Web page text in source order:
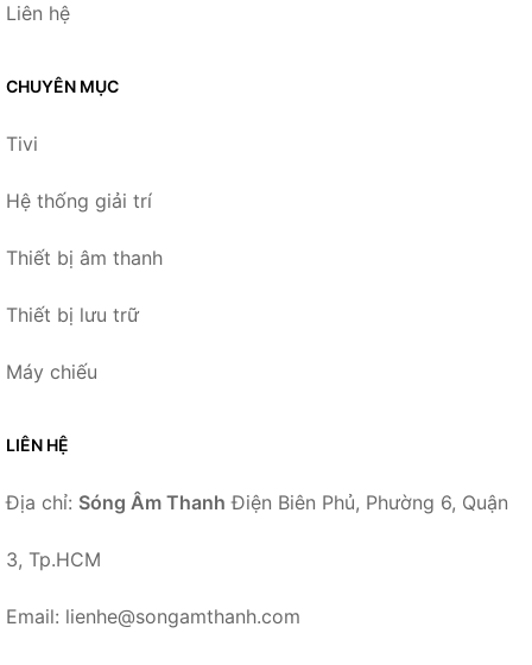
Liên hệ
CHUYÊN MỤC
Tivi
Hệ thống giải trí
Thiết bị âm thanh
Thiết bị lưu trữ
Máy chiếu
LIÊN HỆ
Địa chỉ: Sóng Âm Thanh Điện Biên Phủ, Phường 6, Quận
3, Tp.HCM
Email: lienhe@songamthanh.com